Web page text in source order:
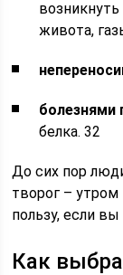
живота,
болезнями
белка. 32
До сих пор
творог – утром
пользу, если
Как